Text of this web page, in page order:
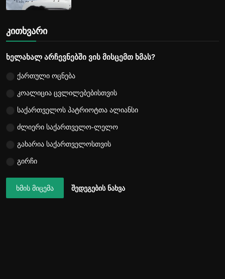
კითხვარი
ხელახალ არჩევნებში ვის მისცემთ ხმას?
ქართული ოცნება
კოალიცია ცვლილებებისთვის
საქართველოს პატრიოტთა ალიანსი
ძლიერი საქართველო-ლელო
გახარია საქართველოსთვის
გირჩი
ხმის მიცემა შედეგების ნახვა